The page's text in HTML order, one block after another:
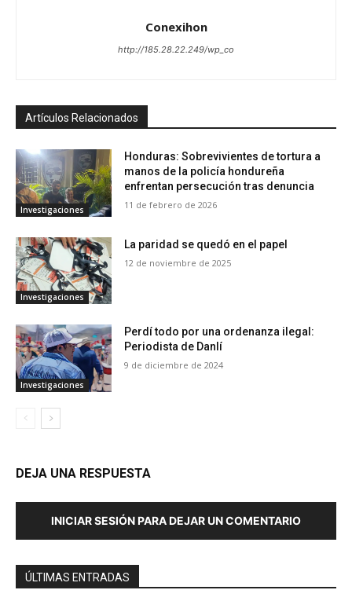
Conexihon
http://185.28.22.249/wp_co
Artículos Relacionados
Investigaciones
Honduras: Sobrevivientes de tortura a
manos de la policía hondureña
enfrentan persecución tras denuncia
11 de febrero de 2026
Investigaciones
La paridad se quedó en el papel
12 de noviembre de 2025
Investigaciones
Perdí todo por una ordenanza ilegal:
Periodista de Danlí
9 de diciembre de 2024
DEJA UNA RESPUESTA
INICIAR SESIÓN PARA DEJAR UN COMENTARIO
ÚLTIMAS ENTRADAS